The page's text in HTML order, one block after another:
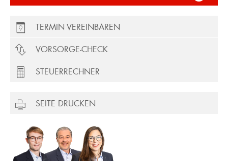
TERMIN VEREINBAREN
VORSORGE-CHECK
STEUERRECHNER
SEITE DRUCKEN